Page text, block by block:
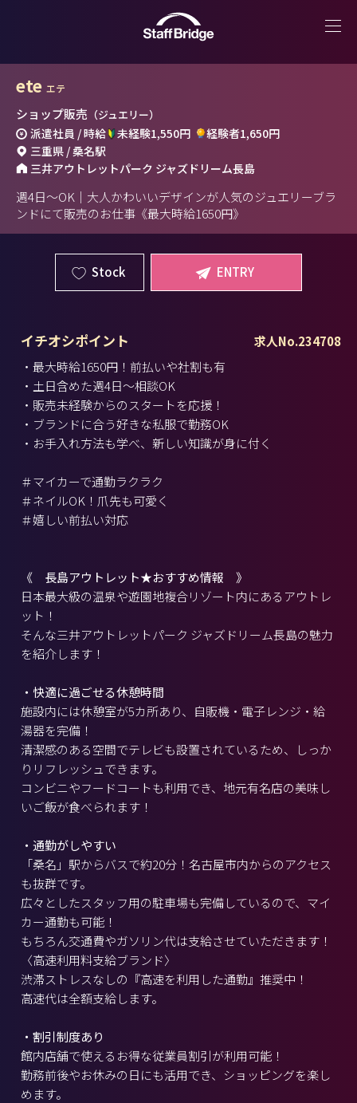
ete エテ
ショップ販売 （ジュエリー）
派遣社員 / 時給 未経験1,550円
経験者1,650円
三重県 / 桑名駅
三井アウトレットパーク ジャズドリーム長島
週4日～OK｜大人かわいいデザインが人気のジュエリーブラ
ンドにて販売のお仕事《最大時給1650円》
Stock ENTRY
求人No.234708
イチオシポイント
・最大時給1650円！前払いや社割も有
・土日含めた週4日～相談OK
・販売未経験からのスタートを応援！
・ブランドに合う好きな私服で勤務OK
・お手入れ方法も学べ、新しい知識が身に付く
＃マイカーで通勤ラクラク
＃ネイルOK！爪先も可愛く
＃嬉しい前払い対応
《 長島アウトレット★おすすめ情報 》
日本最大級の温泉や遊園地複合リゾート内にあるアウトレ
ット！
そんな三井アウトレットパーク ジャズドリーム長島の魅力
を紹介します！
・快適に過ごせる休憩時間
施設内には休憩室が5カ所あり、自販機・電子レンジ・給
湯器を完備！
清潔感のある空間でテレビも設置されているため、しっか
りリフレッシュできます。
コンビニやフードコートも利用でき、地元有名店の美味し
いご飯が食べられます！
・通勤がしやすい
「桑名」駅からバスで約20分！名古屋市内からのアクセス
も抜群です。
広々としたスタッフ用の駐車場も完備しているので、マイ
カー通勤も可能！
もちろん交通費やガソリン代は支給させていただきます！
〈高速利用料支給ブランド〉
渋滞ストレスなしの『高速を利用した通勤』推奨中！
高速代は全額支給します。
・割引制度あり
館内店舗で使えるお得な従業員割引が利用可能！
勤務前後やお休みの日にも活用でき、ショッピングを楽し
めます。